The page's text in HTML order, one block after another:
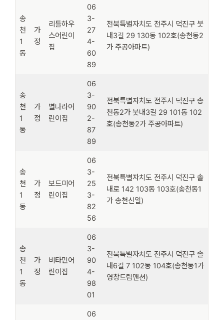
송
천
1
동
가
정
리틀하우
스어린이
집
06
3-
27
4-
60
89
전북특별자치도 전주시 덕진구 붓
내3길 29 130동 102호(송천동2
가 주공아파트)
송
천
1
동
가
정
별나라어
린이집
06
3-
90
2-
87
89
전북특별자치도 전주시 덕진구 송
천동2가 붓내3길 29 101동 102
호(송천동2가 주공아파트)
송
천
1
동
가
정
보드미어
린이집
06
3-
25
3-
82
56
전북특별자치도 전주시 덕진구 솔
내로 142 103동 103호(송천동1
가 송천신일)
송
천
1
동
가
정
비타민어
린이집
06
3-
90
4-
98
01
전북특별자치도 전주시 덕진구 솔
내6길 7 102동 104호(송천동1가
영창드림맨션)
06